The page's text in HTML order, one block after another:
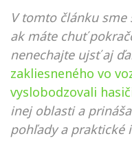
V tomto článku
ak máte chuť
nenechajte ujsť aj
zakliesneného vo
vyslobodzovali
inej oblasti a
pohľady a praktické